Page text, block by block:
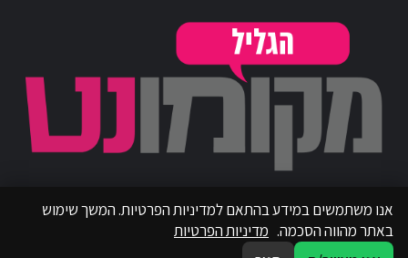
אנו משתמשים במידע בהתאם למדיניות הפרטיות. המשך שימוש
באתר מהווה הסכמה. מדיניות הפרטיות